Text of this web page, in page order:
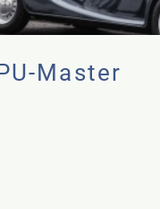
Master